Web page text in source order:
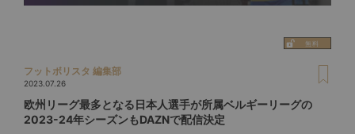
フットボリスタ 編集部
2023.07.26
欧州リーグ最多となる日本人選手が所属ベルギーリーグの
2023-24年シーズンもDAZNで配信決定